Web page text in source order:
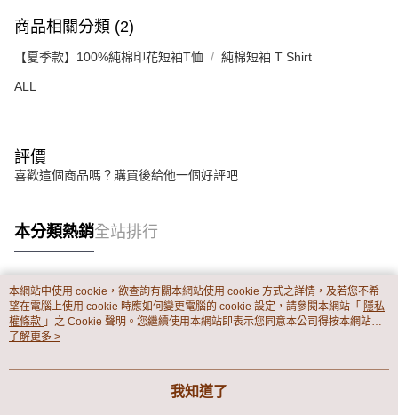
商品相關分類 (2)
【夏季款】100%純棉印花短袖T恤 純棉短袖 T Shirt
ALL
評價
喜歡這個商品嗎？購買後給他一個好評吧
本分類熱銷全站排行
熱門標籤
本網站中使用 cookie，欲查詢有關本網站使用 cookie 方式之詳情，及若您不希
望在電腦上使用 cookie 時應如何變更電腦的 cookie 設定，請參閱本網站「 隱私
權條款 」之 Cookie 聲明。您繼續使用本網站即表示您同意本公司得按本網站使
用條款之 Cookie 聲明使用 cookie。
了解更多 >
我知道了